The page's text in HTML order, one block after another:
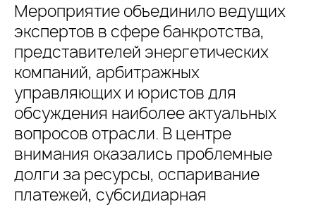
Мероприятие объединило ведущих
экспертов в сфере банкротства,
представителей энергетических
компаний, арбитражных
управляющих и юристов для
обсуждения наиболее актуальных
вопросов отрасли. В центре
внимания оказались проблемные
долги за ресурсы, оспаривание
платежей, субсидиарная